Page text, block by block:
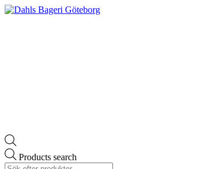
Products search